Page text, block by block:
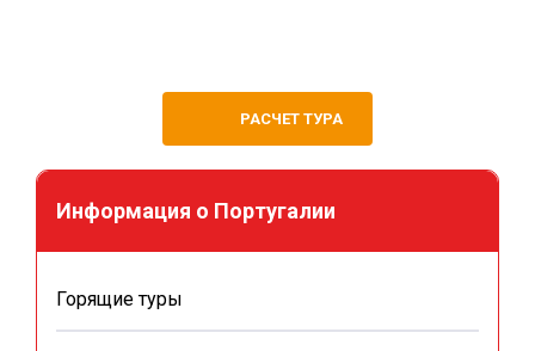
РАСЧЕТ ТУРА
Информация о Португалии
Горящие туры